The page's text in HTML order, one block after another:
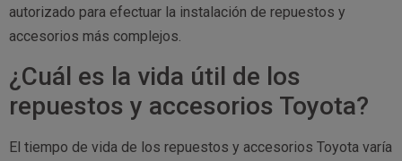
autorizado para efectuar la instalación de repuestos y
accesorios más complejos.
¿Cuál es la vida útil de los
repuestos y accesorios Toyota?
El tiempo de vida de los repuestos y accesorios Toyota varía